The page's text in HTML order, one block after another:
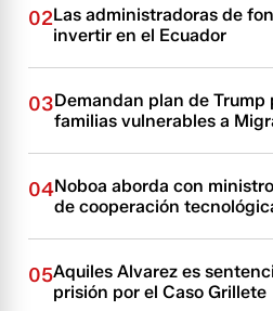
02Las administradoras de
invertir en el Ecuador
03Demandan plan de
familias vulnerables a
04Noboa aborda con
de cooperación
05Aquiles Alvarez es
prisión por el Caso Grillete